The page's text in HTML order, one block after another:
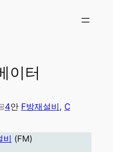
이터
4안 F방재설비 , C
비 (FM)